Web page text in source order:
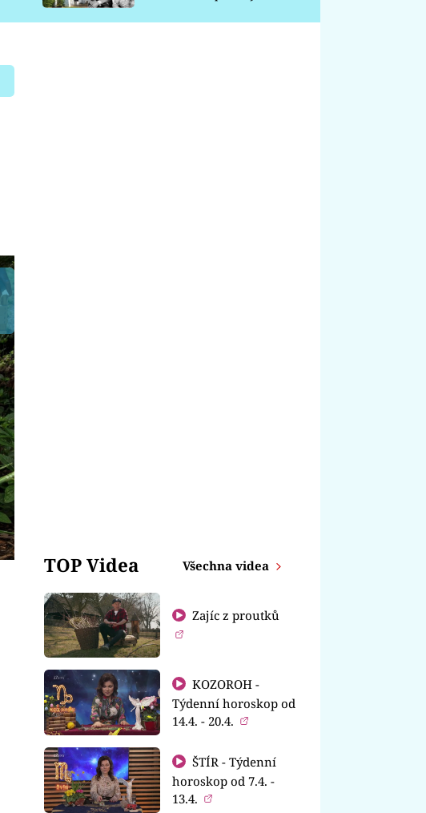
TOP Videa Všechna videa
Zajíc z proutků
KOZOROH -
Týdenní horoskop od
14.4. - 20.4.
ŠTÍR - Týdenní
horoskop od 7.4. -
13.4.